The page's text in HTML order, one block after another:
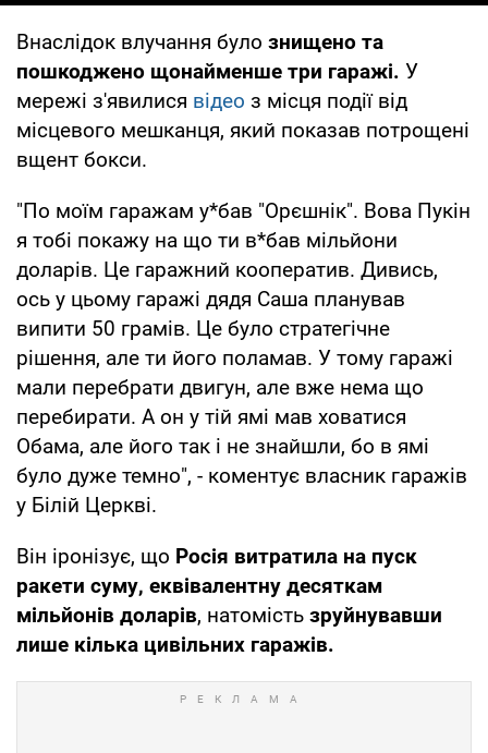
Внаслідок влучання було знищено та
пошкоджено щонайменше три гаражі. У
мережі з'явилися відео з місця події від
місцевого мешканця, який показав потрощені
вщент бокси.
"По моїм гаражам у*бав "Орєшнік". Вова Пукін
я тобі покажу на що ти в*бав мільйони
доларів. Це гаражний кооператив. Дивись,
ось у цьому гаражі дядя Саша планував
випити 50 грамів. Це було стратегічне
рішення, але ти його поламав. У тому гаражі
мали перебрати двигун, але вже нема що
перебирати. А он у тій ямі мав ховатися
Обама, але його так і не знайшли, бо в ямі
було дуже темно", - коментує власник гаражів
у Білій Церкві.
Він іронізує, що Росія витратила на пуск
ракети суму, еквівалентну десяткам
мільйонів доларів, натомість зруйнувавши
лише кілька цивільних гаражів.